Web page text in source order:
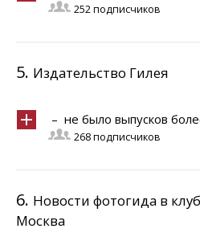
252 подписчиков
5. Издательство Гилея
– не было выпусков
268 подписчиков
6. Новости фотогида в
Москва